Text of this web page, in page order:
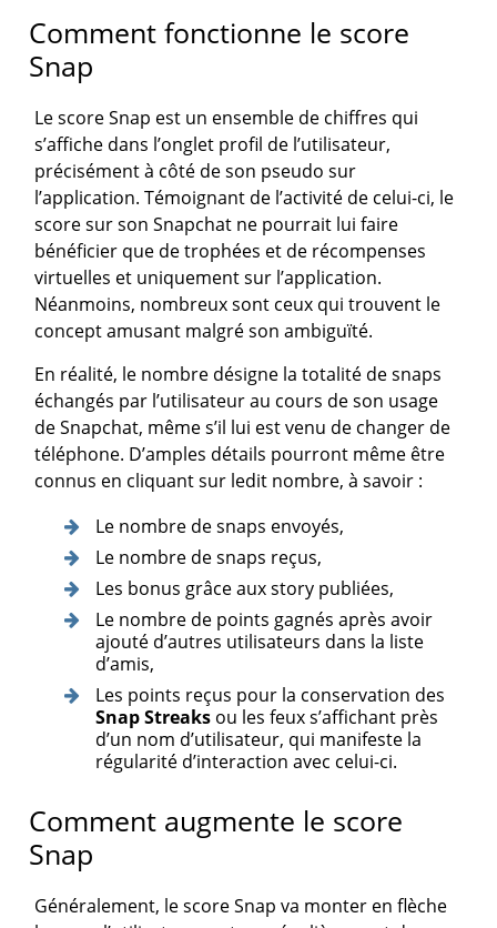
Comment fonctionne le score
Snap
Le score Snap est un ensemble de chiffres qui
s’affiche dans l’onglet profil de l’utilisateur,
précisément à côté de son pseudo sur
l’application. Témoignant de l’activité de celui-ci, le
score sur son Snapchat ne pourrait lui faire
bénéficier que de trophées et de récompenses
virtuelles et uniquement sur l’application.
Néanmoins, nombreux sont ceux qui trouvent le
concept amusant malgré son ambiguïté.
En réalité, le nombre désigne la totalité de snaps
échangés par l’utilisateur au cours de son usage
de Snapchat, même s’il lui est venu de changer de
téléphone. D’amples détails pourront même être
connus en cliquant sur ledit nombre, à savoir :
Le nombre de snaps envoyés,
Le nombre de snaps reçus,
Les bonus grâce aux story publiées,
Le nombre de points gagnés après avoir
ajouté d’autres utilisateurs dans la liste
d’amis,
Les points reçus pour la conservation des
Snap Streaksou les feux s’affichant près
d’un nom d’utilisateur, qui manifeste la
régularité d’interaction avec celui-ci.
Comment augmente le score
Snap
Généralement, le score Snap va monter en flèche